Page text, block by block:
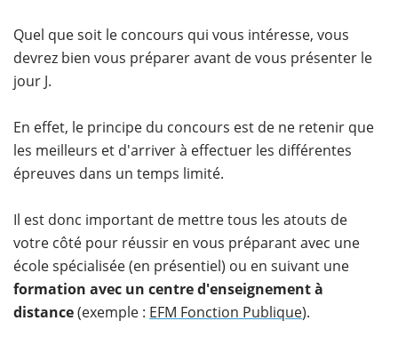
Quel que soit le concours qui vous intéresse, vous
devrez bien vous préparer avant de vous présenter le
jour J.
En effet, le principe du concours est de ne retenir que
les meilleurs et d'arriver à effectuer les différentes
épreuves dans un temps limité.
Il est donc important de mettre tous les atouts de
votre côté pour réussir en vous préparant avec une
école spécialisée (en présentiel) ou en suivant une
formation avec un centre d'enseignement à
distance(exemple : EFM Fonction Publique).